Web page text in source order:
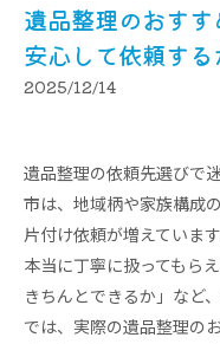
遺品整理のおす
安心して依頼す
2025/12/14
遺品整理の依頼先選びで
市は、地域柄や家族構成
片付け依頼が増えていま
本当に丁寧に扱ってもら
きちんとできるか」など
では、実際の遺品整理の